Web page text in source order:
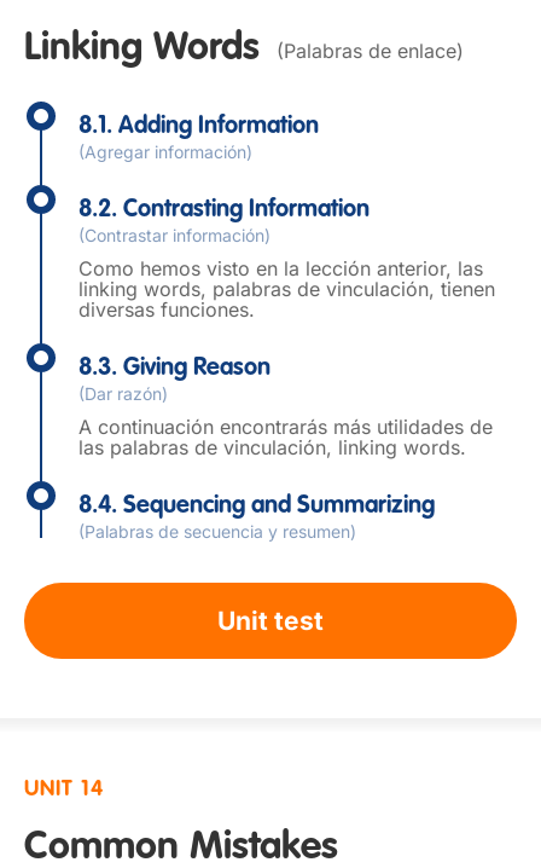
Linking Words (Palabras de enlace)
8.1. Adding Information
(Agregar información)
8.2. Contrasting Information
(Contrastar información)
Como hemos visto en la lección anterior, las
linking words, palabras de vinculación, tienen
diversas funciones.
8.3. Giving Reason
(Dar razón)
A continuación encontrarás más utilidades de
las palabras de vinculación, linking words.
8.4. Sequencing and Summarizing
(Palabras de secuencia y resumen)
Unit test
UNIT 14
Common Mistakes